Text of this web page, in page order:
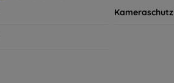
Kameraschutz